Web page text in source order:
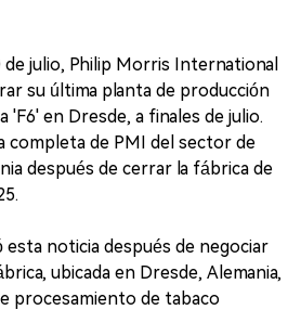
de julio, Philip Morris International
su última planta de producción
'F6' en Dresde, a finales de julio.
completa de PMI del sector de
después de cerrar la fábrica de
noticia después de negociar
ubicada en Dresde, Alemania,
procesamiento de tabaco